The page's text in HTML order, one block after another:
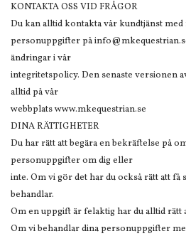
KONTAKTA OSS VID FRÅGOR
Du kan alltid kontakta vår kundtjänst
personuppgifter på
ändringar i vår
integritetspolicy. Den senaste versionen
alltid på vår
webbplats www.mkequestrian.se
DINA RÄTTIGHETER
Du har rätt att begära en bekräftelse på
personuppgifter om dig eller
inte. Om vi gör det har du också rätt att
behandlar.
Om en uppgift är felaktig har du alltid rätt
Om vi behandlar dina personuppgifter